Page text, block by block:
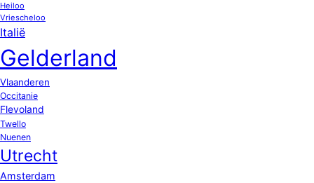
Heiloo
Vriescheloo
Italië
Gelderland
Vlaanderen
Occitanie
Flevoland
Twello
Nuenen
Utrecht
Amsterdam